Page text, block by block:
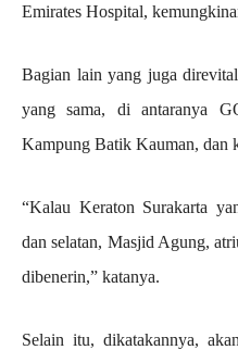
Emirates Hospital,
Bagian lain yang juga
yang sama, di antaranya
Kampung Batik Kauman, dan
“Kalau Keraton Surakarta
dan selatan, Masjid Agung,
dibenerin,” katanya.
Selain itu, dikatakannya,